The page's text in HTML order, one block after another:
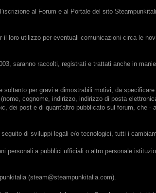
al Forum e al Portale del sito
il loro utilizzo per eventuali comunicazioni circa le
saranno raccolti, registrati e trattati anche in
per gravi e dimostrabili motivi, da
cognome, indirizzo, indirizzo di posta
dei post e di quant'altro pubblicato sul forum, che
di sviluppi legali e/o tecnologici, tutti i
personali a pubblici ufficiali o altro personale
(steam@steampunkitalia.com).